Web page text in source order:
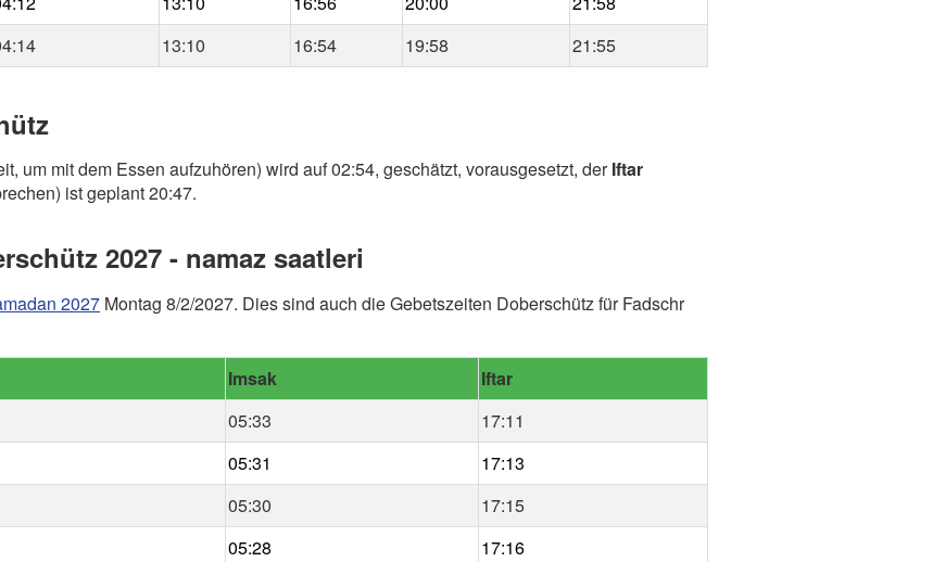
13:10 16:54 19:58 21:55
um mit dem Essen aufzuhören) wird auf 02:54, geschätzt, vorausgesetzt, derIftar
ist geplant 20:47.
2027 - namaz saatleri
2027 Montag 8/2/2027. Dies sind auch die Gebetszeiten Doberschütz für Fadschr
Imsak
Iftar
05:33
17:11
05:31
17:13
05:30
17:15
05:28
17:16